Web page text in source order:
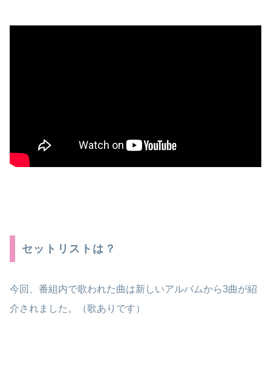
セットリストは？
今回、番組内で歌われた曲は新しいアルバムから3曲が紹
介されました。（歌ありです）